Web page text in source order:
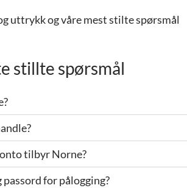
uttrykk og våre mest stilte spørsmål
stillte spørsmål
tilbyr Norne?
passord for pålogging?